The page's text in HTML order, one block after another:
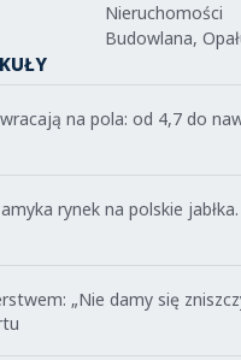
Nieruchomości
Budowlana,
na pola: od 4,7 do
rynek na polskie
„Nie damy się